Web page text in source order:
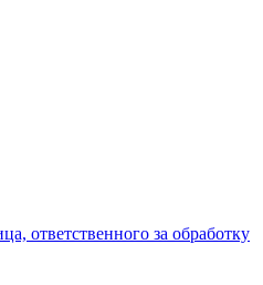
ответственного за обработку